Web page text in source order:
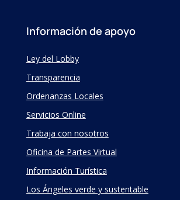
Información de apoyo
Ley del Lobby
Transparencia
Ordenanzas Locales
Servicios Online
Trabaja con nosotros
Oficina de Partes Virtual
Información Turística
Los Ángeles verde y sustentable